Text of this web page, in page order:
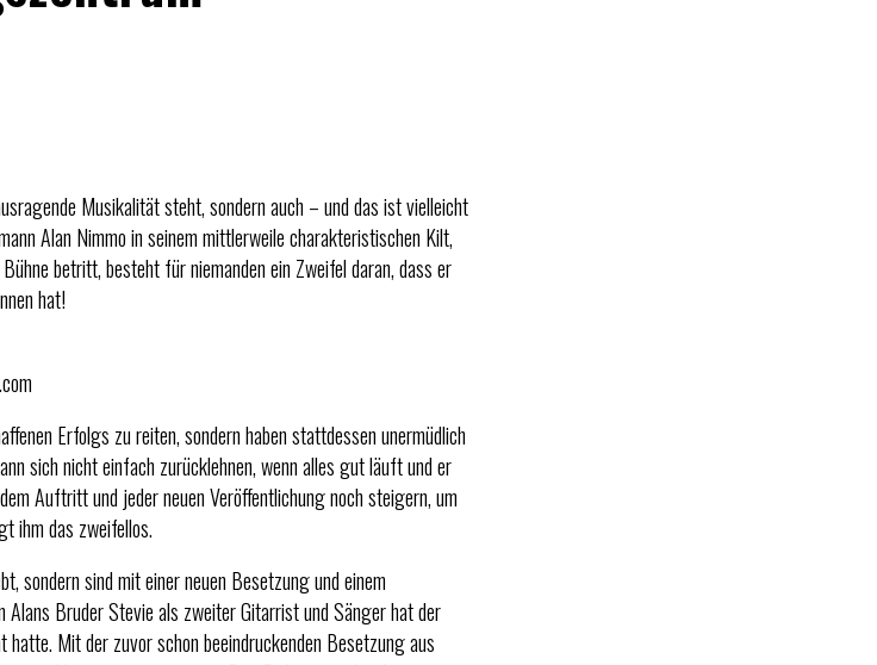
Musikalität steht, sondern auch – und das ist vielleicht
Alan Nimmo in seinem mittlerweile charakteristischen Kilt,
betritt, besteht für niemanden ein Zweifel daran, dass er
hat!
Erfolgs zu reiten, sondern haben stattdessen unermüdlich
sich nicht einfach zurücklehnen, wenn alles gut läuft und er
Auftritt und jeder neuen Veröffentlichung noch steigern, um
ihm das zweifellos.
sondern sind mit einer neuen Besetzung und einem
Alans Bruder Stevie als zweiter Gitarrist und Sänger hat der
hatte. Mit der zuvor schon beeindruckenden Besetzung aus